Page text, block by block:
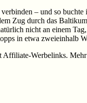
– und so buchte
Zug durch das
nicht an einem
in etwa zweieinhalb
Affiliate-Werbelinks.